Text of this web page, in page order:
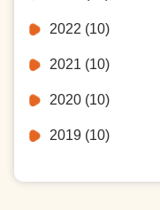
2022 (10)
2021 (10)
2020 (10)
2019 (10)